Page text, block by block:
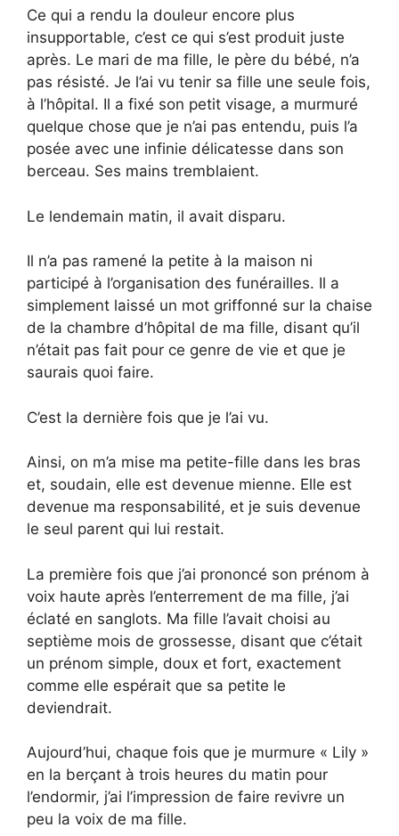
Ce qui a rendu la douleur encore plus
insupportable, c’est ce qui s’est produit juste
après. Le mari de ma fille, le père du bébé, n’a
pas résisté. Je l’ai vu tenir sa fille une seule fois,
à l’hôpital. Il a fixé son petit visage, a murmuré
quelque chose que je n’ai pas entendu, puis l’a
posée avec une infinie délicatesse dans son
berceau. Ses mains tremblaient.
Le lendemain matin, il avait disparu.
Il n’a pas ramené la petite à la maison ni
participé à l’organisation des funérailles. Il a
simplement laissé un mot griffonné sur la chaise
de la chambre d’hôpital de ma fille, disant qu’il
n’était pas fait pour ce genre de vie et que je
saurais quoi faire.
C’est la dernière fois que je l’ai vu.
Ainsi, on m’a mise ma petite-fille dans les bras
et, soudain, elle est devenue mienne. Elle est
devenue ma responsabilité, et je suis devenue
le seul parent qui lui restait.
La première fois que j’ai prononcé son prénom à
voix haute après l’enterrement de ma fille, j’ai
éclaté en sanglots. Ma fille l’avait choisi au
septième mois de grossesse, disant que c’était
un prénom simple, doux et fort, exactement
comme elle espérait que sa petite le
deviendrait.
Aujourd’hui, chaque fois que je murmure « Lily »
en la berçant à trois heures du matin pour
l’endormir, j’ai l’impression de faire revivre un
peu la voix de ma fille.